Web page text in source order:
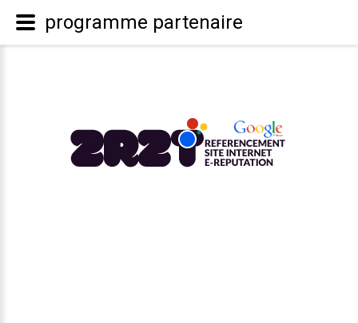
programme partenaire